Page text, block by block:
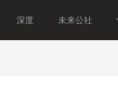
深度 未来公社